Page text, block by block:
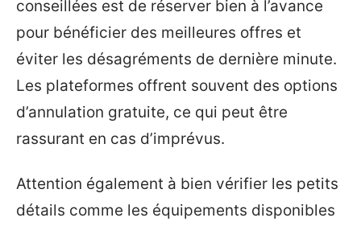
conseillées est de réserver bien à l’avance
pour bénéficier des meilleures offres et
éviter les désagréments de dernière minute.
Les plateformes offrent souvent des options
d’annulation gratuite, ce qui peut être
rassurant en cas d’imprévus.
Attention également à bien vérifier les petits
détails comme les équipements disponibles